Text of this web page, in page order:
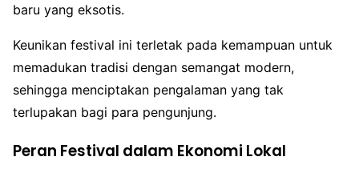
baru yang eksotis.
Keunikan festival ini terletak pada kemampuan untuk
memadukan tradisi dengan semangat modern,
sehingga menciptakan pengalaman yang tak
terlupakan bagi para pengunjung.
Peran Festival dalam Ekonomi Lokal